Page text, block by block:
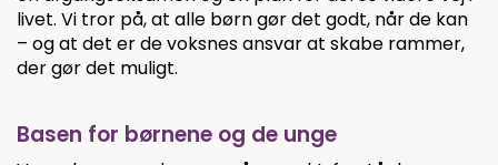
livet. Vi tror på, at alle børn gør det godt, når de kan
– og at det er de voksnes ansvar at skabe rammer,
der gør det muligt.
Basen for børnene og de unge